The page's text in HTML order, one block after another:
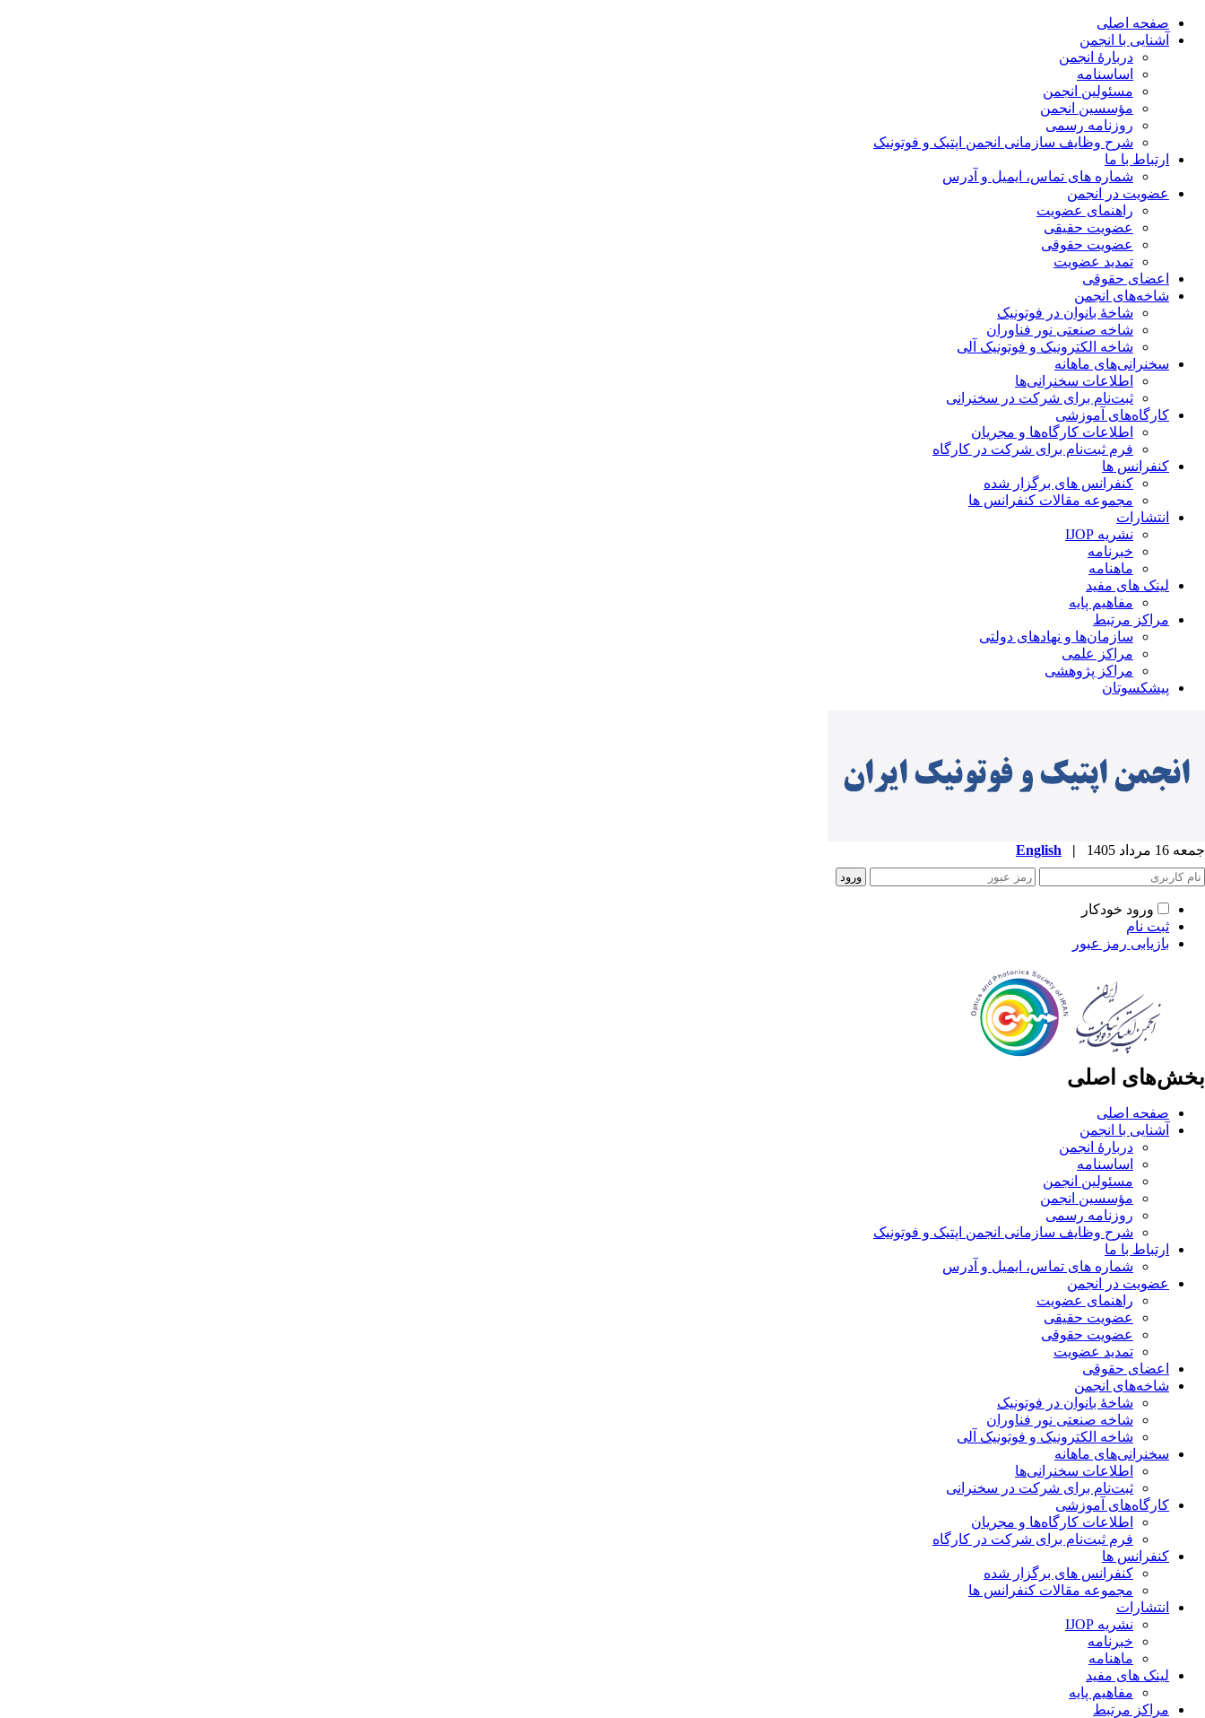
صفحه اصلی
آشنایی با انجمن
دربارۀ انجمن
اساسنامه
مسئولین انجمن
مؤسسین انجمن
روزنامه رسمی
شرح وظایف سازمانی انجمن اپتیک و فوتونیک
ارتباط با ما
شماره های تماس، ایمیل و آدرس
عضویت در انجمن
راهنمای عضویت
عضویت حقیقی
عضویت حقوقی
تمدید عضویت
اعضای حقوقی
شاخه‌های انجمن
شاخۀ بانوان در فوتونیک
شاخه صنعتی نور فناوران
شاخه‌ الکترونیک و فوتونیک آلی
سخنرانی‌های ماهانه
اطلاعات سخنرانی‌‌ها
ثبت‌نام برای شرکت در سخنرانی
کارگاه‌های آموزشی
اطلاعات کارگاه‌ها و مجریان
فرم ثبت‌نام برای شرکت در کارگاه
کنفرانس ها
کنفرانس های برگزار شده
مجموعه مقالات کنفرانس ها
انتشارات
نشریه IJOP
خبرنامه
ماهنامه
لینک های مفید
مفاهیم پایه
مراکز مرتبط
سازمان‌ها و نهادهای دولتی
مراکز علمی
مراکز پژوهشی
پیشکسوتان
جمعه 16 مرداد 1405 |
English
ورود خودکار
ثبت نام
بازیابی رمز عبور
بخش‌های اصلی
صفحه اصلی
آشنایی با انجمن
دربارۀ انجمن
اساسنامه
مسئولین انجمن
مؤسسین انجمن
روزنامه رسمی
شرح وظایف سازمانی انجمن اپتیک و فوتونیک
ارتباط با ما
شماره های تماس، ایمیل و آدرس
عضویت در انجمن
راهنمای عضویت
عضویت حقیقی
عضویت حقوقی
تمدید عضویت
اعضای حقوقی
شاخه‌های انجمن
شاخۀ بانوان در فوتونیک
شاخه صنعتی نور فناوران
شاخه‌ الکترونیک و فوتونیک آلی
سخنرانی‌های ماهانه
اطلاعات سخنرانی‌‌ها
ثبت‌نام برای شرکت در سخنرانی
کارگاه‌های آموزشی
اطلاعات کارگاه‌ها و مجریان
فرم ثبت‌نام برای شرکت در کارگاه
کنفرانس ها
کنفرانس های برگزار شده
مجموعه مقالات کنفرانس ها
انتشارات
نشریه IJOP
خبرنامه
ماهنامه
لینک های مفید
مفاهیم پایه
مراکز مرتبط